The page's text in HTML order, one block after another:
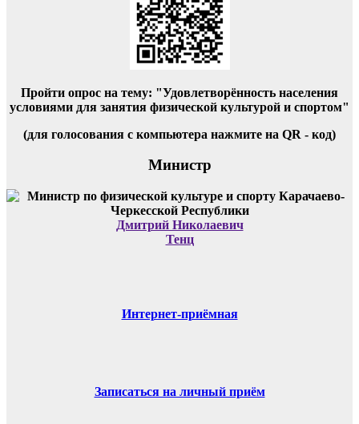
Пройти опрос на тему: "Удовлетворённость населения
условиями для занятия физической культурой и спортом"
(для голосования с компьютера нажмите на QR - код)
Министр
Дмитрий Николаевич
Тенц
Интернет-приёмная
Записаться на личный приём